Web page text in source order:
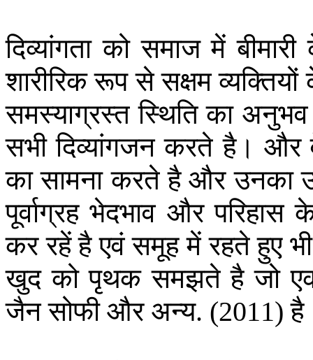
दिव्यांगता को समाज में बीमारी
शारीरिक रूप से सक्षम व्यक्तियों
समस्याग्रस्त स्थिति का अनुभव
सभी दिव्यांगजन करते है। और
का सामना करते है और उनका
पूर्वाग्रह भेदभाव और परिहास
कर रहें है एवं समूह में रहते हुए भी
खुद को पृथक समझते है जो
जैन सोफी और अन्य. (2011)